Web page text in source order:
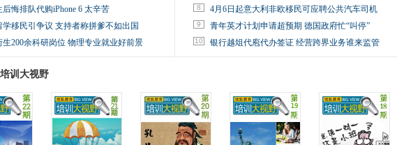
后悔排队代购iPhone 6 太辛苦
学移民引争议 支持者称拼爹不如出国
生200余科研岗位 物理专业就业好前景
8 4月6日起意大利非欧移民可应聘公共汽车司机
9 青年英才计划申请超预期 德国政府忙“叫停”
10 银行越俎代庖代办签证 经营跨界业务谁来监管
训大视野